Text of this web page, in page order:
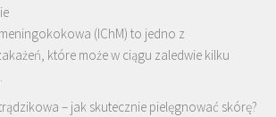
(IChM) to jedno z
które może w ciągu zaledwie kilku
– jak skutecznie pielęgnować skórę?